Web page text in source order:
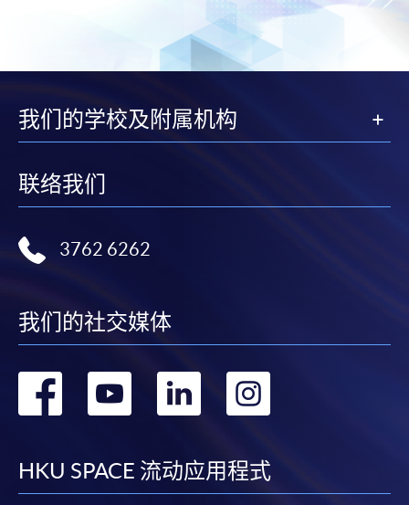
我们的学校及附属机构
联络我们
3762 6262
我们的社交媒体
转
facebook
转
youtube
转
linkedin
转
HKU SPACE 流动应用程式